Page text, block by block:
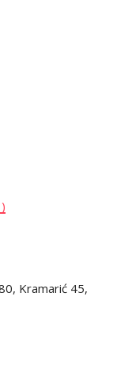
Kramarić 45,